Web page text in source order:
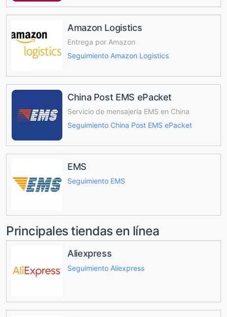
Amazon Logistics
Entrega por Amazon
Seguimiento Amazon Logistics
China Post EMS ePacket
Servicio de mensajería EMS en China
Seguimiento China Post EMS ePacket
EMS
Seguimiento EMS
Principales tiendas en línea
Aliexpress
Seguimiento Aliexpress